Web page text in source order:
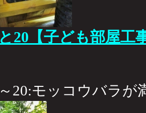
20【子ども部屋工
20:モッコウバラが